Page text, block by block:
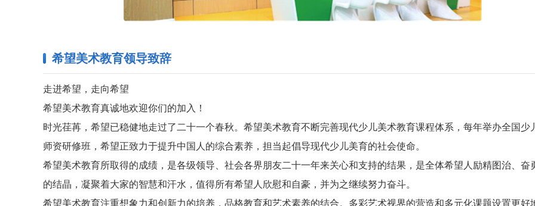
希望美术教育领导致辞
走进希望，走向希望
希望美术教育真诚地欢迎你们的加入！
时光荏苒，希望已稳健地走过了二十一个春秋。希望美术教育不断完善现代少儿美术教育课程体系，每年举办全国少
师资研修班，希望正致力于提升中国人的综合素养，担当起倡导现代少儿美育的社会使命。
希望美术教育所取得的成绩，是各级领导、社会各界朋友二十一年来关心和支持的结果，是全体希望人励精图治、奋
的结晶，凝聚着大家的智慧和汗水，值得所有希望人欣慰和自豪，并为之继续努力奋斗。
希望美术教育注重想象力和创新力的培养，品格教育和艺术素养的结合。多彩艺术视界的营造和多元化课题设置更好